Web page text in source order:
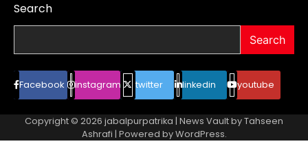
Search
Search
Facebook instagram twitter linkedin youtube
Copyright © 2026 jabalpurpatrika | News Vault byTahseen
Ashrafi | Powered byWordPress.